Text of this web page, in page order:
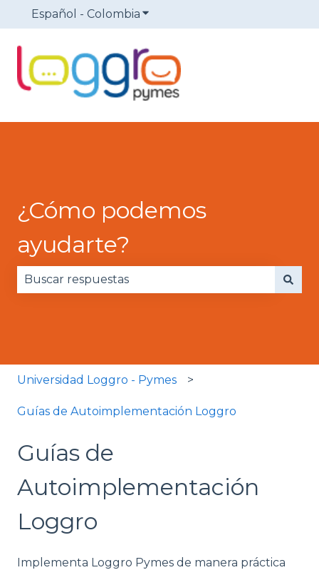
Español - Colombia Traducciones de Mostrar
¿Cómo podemos
ayudarte?
Universidad Loggro - Pymes
Guías de Autoimplementación Loggro
Guías de
Autoimplementación
Loggro
Implementa Loggro Pymes de manera práctica